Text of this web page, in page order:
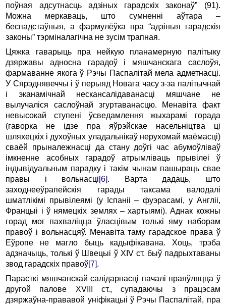
поўная адсутнасць адзіных гарадскіх законаў” (91).
Можна меркаваць, што сумненні аўтара –
беспадстаўныя, а фармулёўка пра “адзіныя гарадскія
законы” тэрміналагічна не зусім трапная.
Цяжка гаварыць пра нейкую планамерную палітыку
дзяржавы адносна гарадоў і мяшчанскага саслоўя,
фармаванне якога ў Рэчы Паспалітай мела адметнасці.
У Сярэднявеччы і ў перыяд Новага часу з-за палітычнай
і эканамічнай нескансалідаванасці мяшчане не
вылучаліся саслоўнай згуртаванасцю. Менавіта факт
невысокай ступені ўсведамлення жыхарамі горада
(гаворка не ідзе пра яўрэйскае насельніцтва ці
шляхецкіх і духоўных уладальнікаў нерухомай маёмасці)
сваёй прыналежнасці да стану доўгі час абумоўліваў
імкненне асобных гарадоў атрымліваць прывілеі ў
індывідуальным парадку і такім чынам пашыраць свае
правы і вольнасці[6]. Варта дадаць, што
заходнееўрапейскія гарады таксама валодалі
шматлікімі прывілеямі (у Іспаніі – фуэрасамі, у Англіі,
Францыі і ў нямецкіх землях – хартыямі). Аднак кожны
горад мог пахваліцца ўласцівым толькі яму наборам
правоў і вольнасцяў. Менавіта таму гарадское права ў
Еўропе не магло быць кадыфікавана. Хоць, трэба
адзначыць, толькі ў Швецыі ў XIV ст. быў падрыхтаваны
звод гарадскіх правоў[7].
Парасткі мяшчанскай салідарнасці пачалі праяўляцца ў
другой палове XVIII ст., супадаючы з працэсам
дзяржаўна-прававой уніфікацыі ў Рэчы Паспалітай, пра